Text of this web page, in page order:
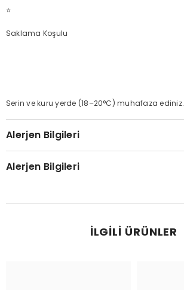
⭐
Saklama Koşulu
Serin ve kuru yerde (18–20°C) muhafaza ediniz.
Alerjen Bilgileri
Alerjen Bilgileri
İLGILI ÜRÜNLER